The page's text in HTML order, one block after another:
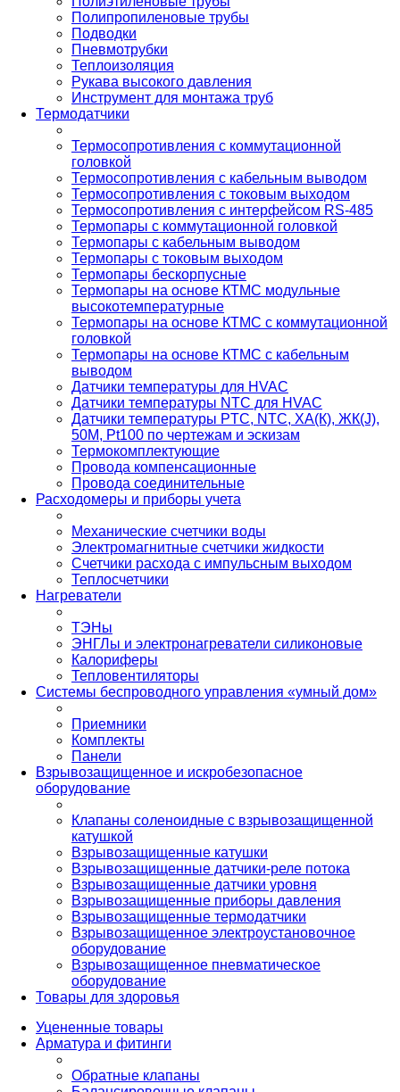
Полипропиленовые трубы
Подводки
Пневмотрубки
Теплоизоляция
Рукава высокого давления
Инструмент для монтажа труб
Термодатчики
Термосопротивления с коммутационной
головкой
Термосопротивления с кабельным выводом
Термосопротивления с токовым выходом
Термосопротивления с интерфейсом RS-485
Термопары с коммутационной головкой
Термопары с кабельным выводом
Термопары с токовым выходом
Термопары бескорпусные
Термопары на основе КТМС модульные
высокотемпературные
Термопары на основе КТМС с коммутационной
головкой
Термопары на основе КТМС с кабельным
выводом
Датчики температуры для HVAC
Датчики температуры NTC для HVAC
Датчики температуры PTС, NTC, ХА(К), ЖК(J),
50М, Pt100 по чертежам и эскизам
Термокомплектующие
Провода компенсационные
Провода соединительные
Расходомеры и приборы учета
Механические счетчики воды
Электромагнитные счетчики жидкости
Счетчики расхода с импульсным выходом
Теплосчетчики
Нагреватели
ТЭНы
ЭНГЛы и электронагреватели силиконовые
Калориферы
Тепловентиляторы
Системы беспроводного управления «умный дом»
Приемники
Комплекты
Панели
Взрывозащищенное и искробезопасное
оборудование
Клапаны соленоидные с взрывозащищенной
катушкой
Взрывозащищенные катушки
Взрывозащищенные датчики-реле потока
Взрывозащищенные датчики уровня
Взрывозащищенные приборы давления
Взрывозащищенные термодатчики
Взрывозащищенное электроустановочное
оборудование
Взрывозащищенное пневматическое
оборудование
Товары для здоровья
Уцененные товары
Арматура и фитинги
Обратные клапаны